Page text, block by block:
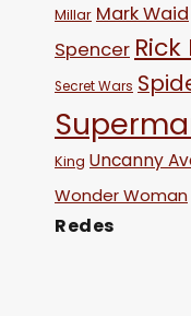
Millar Mark Waid
Spencer
Secret Wars
King Uncanny
Wonder Woman
Redes